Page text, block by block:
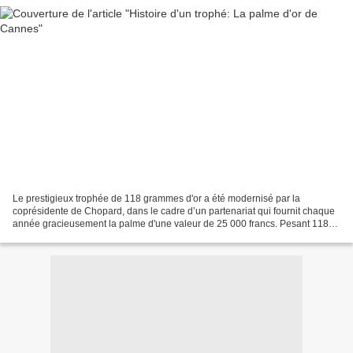
Le prestigieux trophée de 118 grammes d'or a été modernisé par la
coprésidente de Chopard, dans le cadre d’un partenariat qui fournit chaque
année gracieusement la palme d'une valeur de 25 000 francs. Pesant 118